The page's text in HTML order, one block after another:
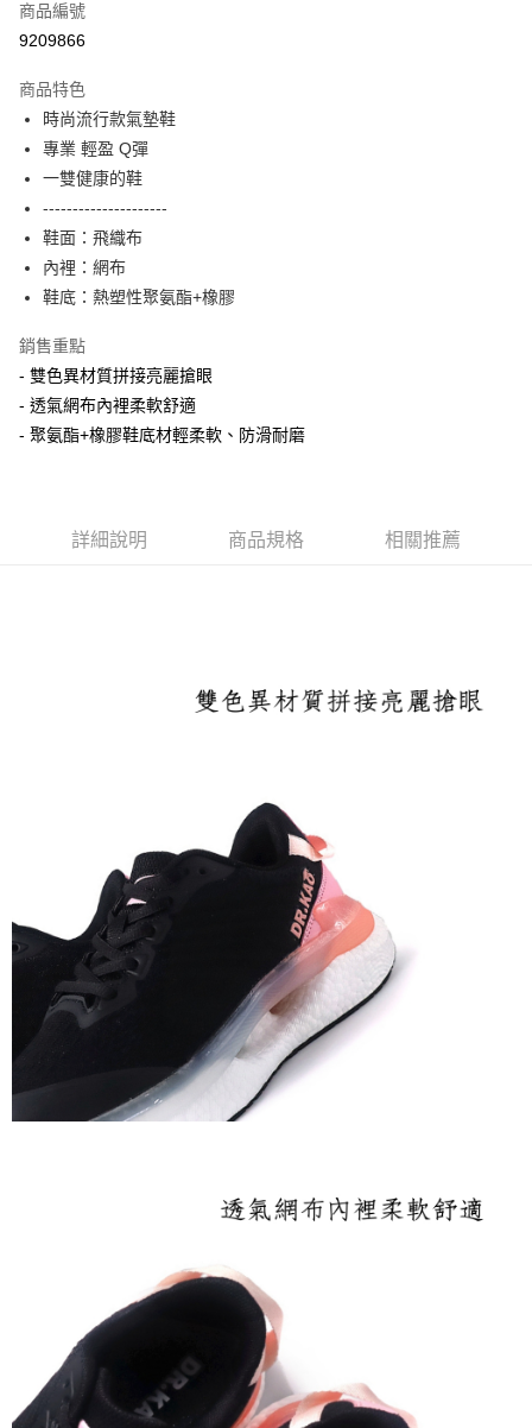
LINE Pay
街口支付
悠遊付
ATM付款
運送方式
付款後全家取貨
每筆NT$100，滿NT$1,600(含以上)免運費
付款後萊爾富取貨
每筆NT$100，滿NT$2,000(含以上)免運費
商品編號
9209866
商品特色
時尚流行款氣墊鞋
專業 輕盈 Q彈
一雙健康的鞋
---------------------
鞋面：飛織布
內裡：網布
鞋底：熱塑性聚氨酯+橡膠
銷售重點
- 雙色異材質拼接亮麗搶眼
- 透氣網布內裡柔軟舒適
- 聚氨酯+橡膠鞋底材輕柔軟、防滑耐磨
詳細說明 商品規格 相關推薦